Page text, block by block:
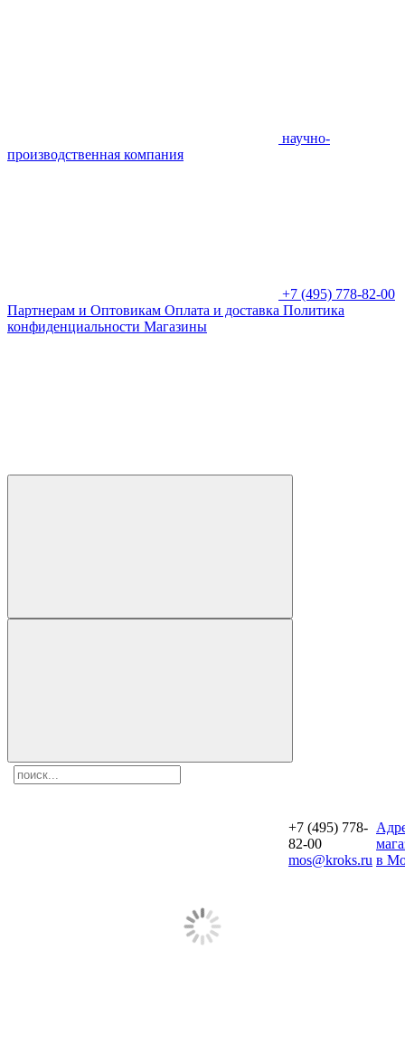
научно-
производственная компания
+7 (495) 778-82-00
Партнерам и Оптовикам Оплата и доставка Политика
конфиденциальности Магазины
+7 (495) 778-
82-00
mos@kroks.ru в